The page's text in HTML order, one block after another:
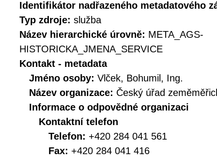
Identifikátor nadřazeného metadatového
Typ zdroje: služba
Název hierarchické úrovně: META_AGS-
HISTORICKA_JMENA_SERVICE
Kontakt - metadata
Jméno osoby: Vlček, Bohumil, Ing.
Název organizace: Český úřad
Informace o odpovědné organizaci
Kontaktní telefon
Telefon: +420 284 041 561
Fax: +420 284 041 416